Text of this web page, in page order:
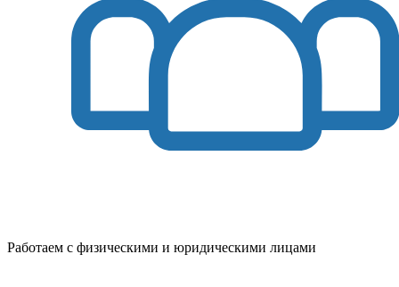
Работаем с физическими и юридическими лицами